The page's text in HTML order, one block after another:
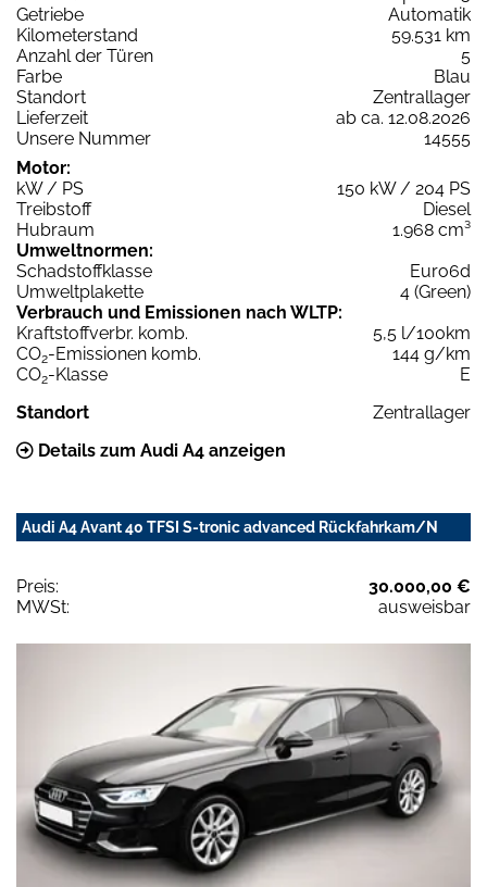
Getriebe
Automatik
Kilometerstand
59.531 km
Anzahl der Türen
5
Farbe
Blau
Standort
Zentrallager
Lieferzeit
ab ca. 12.08.2026
Unsere Nummer
14555
Motor:
kW / PS
150 kW / 204 PS
Treibstoff
Diesel
Hubraum
1.968 cm³
Umweltnormen:
Schadstoffklasse
Euro6d
Umweltplakette
4 (Green)
Verbrauch und Emissionen nach WLTP:
Kraftstoffverbr. komb.
5,5 l/100km
CO2-Emissionen komb.
144 g/km
CO2-Klasse
E
Standort
Zentrallager
Details zum Audi A4 anzeigen
Audi A4 Avant 40 TFSI S-tronic advanced Rückfahrkam/N
Preis:
30.000,00 €
MWSt:
ausweisbar